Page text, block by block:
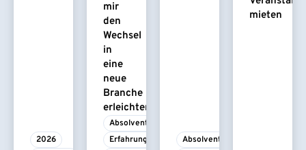
2026
mir
den
Wechsel
in
eine
neue
Branche
erleichtert
Absolvent/-in
Erfahrungsbericht Absolvent/-in
mieten